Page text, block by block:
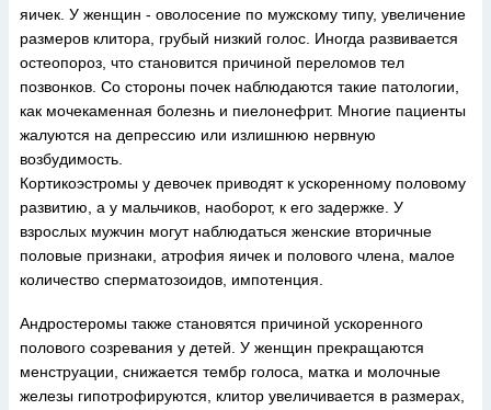
яичек. У женщин - оволосение по мужскому типу, увеличение
размеров клитора, грубый низкий голос. Иногда развивается
остеопороз, что становится причиной переломов тел
позвонков. Со стороны почек наблюдаются такие патологии,
как мочекаменная болезнь и пиелонефрит. Многие пациенты
жалуются на депрессию или излишнюю нервную
возбудимость.
Кортикоэстромы у девочек приводят к ускоренному половому
развитию, а у мальчиков, наоборот, к его задержке. У
взрослых мужчин могут наблюдаться женские вторичные
половые признаки, атрофия яичек и полового члена, малое
количество сперматозоидов, импотенция.
Андростеромы также становятся причиной ускоренного
полового созревания у детей. У женщин прекращаются
менструации, снижается тембр голоса, матка и молочные
железы гипотрофируются, клитор увеличивается в размерах,